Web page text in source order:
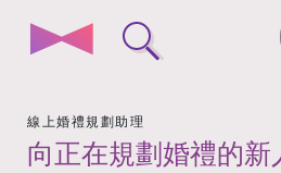
線上婚禮規劃助理
向正在規劃婚禮的新